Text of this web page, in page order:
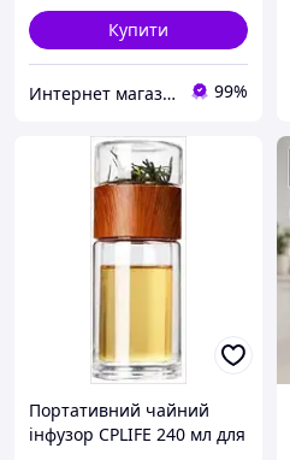
Купити
Интернет магазин GoGoShop 99%
Портативний чайний
інфузор CPLIFE 240 мл для